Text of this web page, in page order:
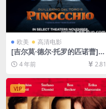
欧美 高清电影
[吉尔莫·德尔·托罗的匹诺曹]G
uillermo Del Toro’s Pinocch
io (2022)[百度网盘+迅雷云盘
7GB][中英字幕]
4 年前 2.81
VIP